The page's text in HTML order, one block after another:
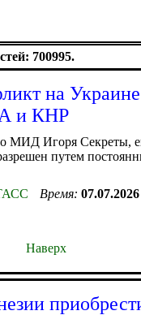
700995.
на
и КНР
МИД Игоря Секреты,
путем
Время:
Наверх